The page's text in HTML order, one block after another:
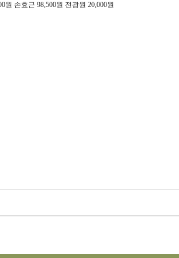
원 손효근 98,500원 전광원 20,000원